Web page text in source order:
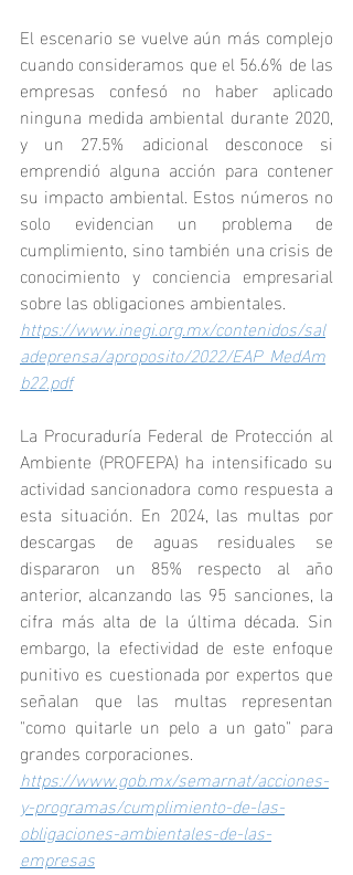
El escenario se vuelve aún más complejo
cuando consideramos que el 56.6% de las
empresas confesó no haber aplicado
ninguna medida ambiental durante 2020,
y un 27.5% adicional desconoce si
emprendió alguna acción para contener
su impacto ambiental. Estos números no
solo evidencian un problema de
cumplimiento, sino también una crisis de
conocimiento y conciencia empresarial
sobre las obligaciones ambientales.
https://www.inegi.org.mx/contenidos/sal
adeprensa/aproposito/2022/EAP_MedAm
b22.pdf
La Procuraduría Federal de Protección al
Ambiente (PROFEPA) ha intensificado su
actividad sancionadora como respuesta a
esta situación. En 2024, las multas por
descargas de aguas residuales se
dispararon un 85% respecto al año
anterior, alcanzando las 95 sanciones, la
cifra más alta de la última década. Sin
embargo, la efectividad de este enfoque
punitivo es cuestionada por expertos que
señalan que las multas representan
"como quitarle un pelo a un gato" para
grandes corporaciones.
https://www.gob.mx/semarnat/acciones-
y-programas/cumplimiento-de-las-
obligaciones-ambientales-de-las-
empresas